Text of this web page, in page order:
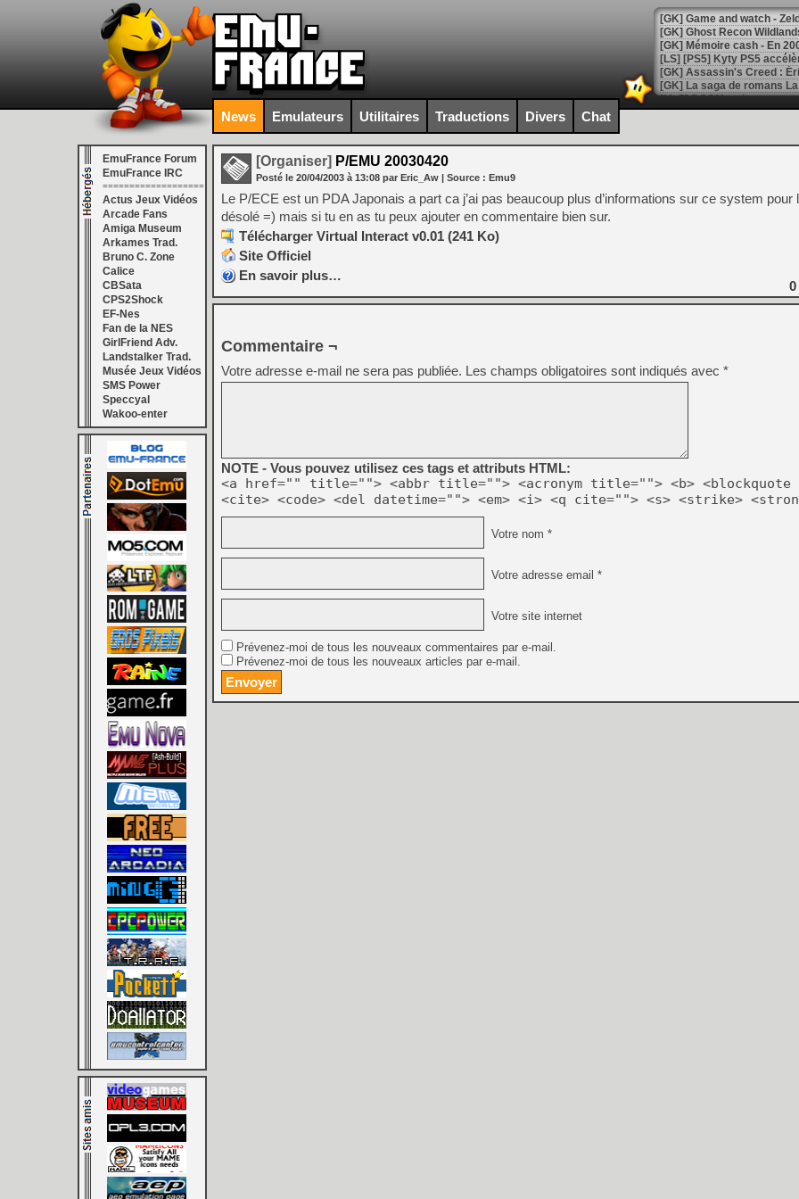
[Mo5] DOOM arrive en
[GK] Bethesda fête les 30
[GK] Roblox : l'action en
[GK] Agenda - GeForce
[GK] Devolver Digital en a
[LS] [PS5] ps5-y2jb-
[GK] Pourquoi Marvel
[GK] Test : Restory : Chill
[GK] GTA 6 : Rockstar
[GK] Hot Wheels Infinite
[GK] Mémoire cash -
[GK] Résultats Nintendo :
[GK] Déjà des
[Mo5] Brickboy cherche à
[GK] Minecraft et ses «
[GK] Beast of
[GK] Ubisoft : fin de partie
[GK] Mémoire cash -
[GK] Dan Houser (GTA)
[GK] Comment EA Sports
[GK] Crimson Moon : un
[GK] Isle of Reveries : le
[GK] Moonlighter 2 : The
[GK] Capcom relance
[Mo5] Deux inédits du
[GK] Le beat'em up The
[GK] Endless Legend 2 :
[LS] [PS5] Premiers
News Emulateurs Utilitaires Traductions Divers Chat
EmuFrance Forum
EmuFrance IRC
===================
Actus Jeux Vidéos
Arcade Fans
Amiga Museum
Arkames Trad.
Bruno C. Zone
Calice
CBSata
CPS2Shock
EF-Nes
Fan de la NES
GirlFriend Adv.
Landstalker Trad.
Musée Jeux Vidéos
SMS Power
Speccyal
Wakoo-enter
[Organiser] P/EMU 20030420
Posté le 20/04/2003 à 13:08 par Eric_Aw | Source : Emu9
Le P/ECE est un PDA Japonais a part ca j’ai pas beaucoup plus d’informations sur ce system pour
désolé =) mais si tu en as tu peux ajouter en commentaire bien sur.
Télécharger Virtual Interact v0.01 (241 Ko)
Site Officiel
En savoir plus…
0
Commentaire ¬
Votre adresse e-mail ne sera pas publiée. Les champs obligatoires sont indiqués avec *
NOTE - Vous pouvez utilisez ces tags et attributs HTML:
<a href="" title=""> <abbr title=""> <acronym title=""> <b> <blockquote
<cite> <code> <del datetime=""> <em> <i> <q cite=""> <s> <strike>
Votre nom *
Votre adresse email *
Votre site internet
Prévenez-moi de tous les nouveaux commentaires par e-mail.
Prévenez-moi de tous les nouveaux articles par e-mail.